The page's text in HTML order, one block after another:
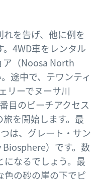
れを告げ、他に例を
4WD車をレンタル
ア（Noosa North
途中で、テワンティ
リーでヌーサ川
目のビーチアクセス
を開始します。最
は、グレート・サン
）です。数
なるでしょう。最
の砂の崖の下でピ